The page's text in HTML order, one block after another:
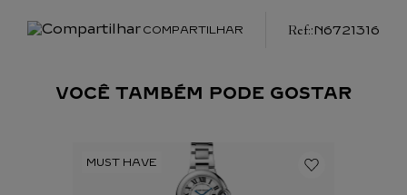
COMPARTILHAR :N6721316
VOCÊ TAMBÉM PODE GOSTAR